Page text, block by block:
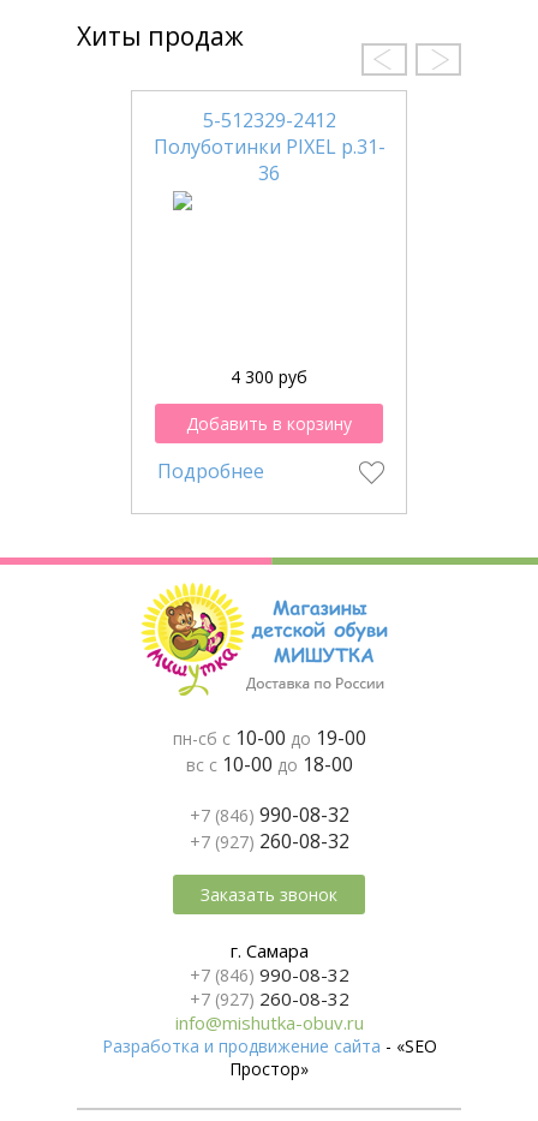
Хиты продаж
5-512329-2412
Полуботинки PIXEL р.31-
36
4 300 руб
Добавить в корзину
Подробнее
пн-сб с 10-00 до 19-00
вс с 10-00 до 18-00
+7 (846) 990-08-32
+7 (927) 260-08-32
Заказать звонок
г. Самара
+7 (846) 990-08-32
+7 (927) 260-08-32
info@mishutka-obuv.ru
Разработка и продвижение сайта - «SEO
Простор»